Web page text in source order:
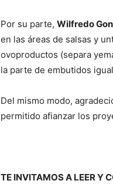
Por su parte, Wilfredo
en las áreas de salsas y
ovoproductos (separa
la parte de embutidos
Del mismo modo,
permitido afianzar los
TE INVITAMOS A LEER Y